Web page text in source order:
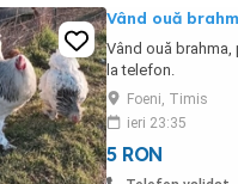
Vând ouă
Vând ouă
la telefon.
Foeni, Timis
ieri 23:35
5 RON